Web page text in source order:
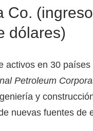
Co.
dólares)
activos en 30
Petroleum
y
nuevas fuentes de